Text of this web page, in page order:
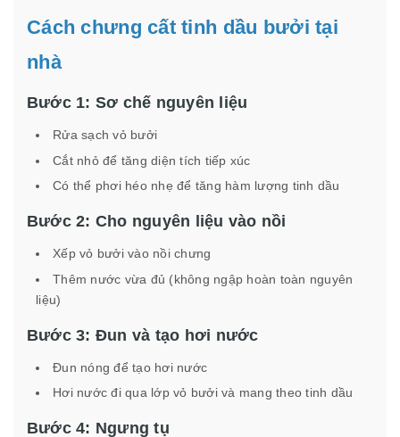
Cách chưng cất tinh dầu bưởi tại
nhà
Bước 1: Sơ chế nguyên liệu
Rửa sạch vỏ bưởi
Cắt nhỏ để tăng diện tích tiếp xúc
Có thể phơi héo nhẹ để tăng hàm lượng tinh dầu
Bước 2: Cho nguyên liệu vào nồi
Xếp vỏ bưởi vào nồi chưng
Thêm nước vừa đủ (không ngập hoàn toàn nguyên
liệu)
Bước 3: Đun và tạo hơi nước
Đun nóng để tạo hơi nước
Hơi nước đi qua lớp vỏ bưởi và mang theo tinh dầu
Bước 4: Ngưng tụ